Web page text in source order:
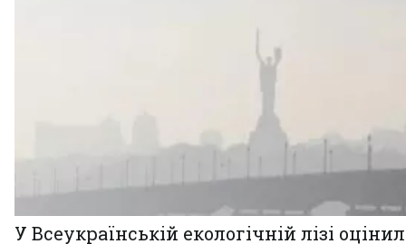
У Всеукраїнській екологічній лізі